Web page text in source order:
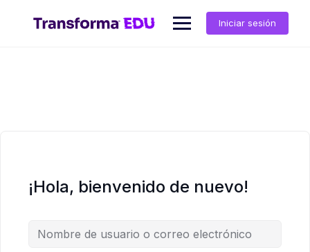
contenido
Iniciar sesión
¡Hola, bienvenido de nuevo!